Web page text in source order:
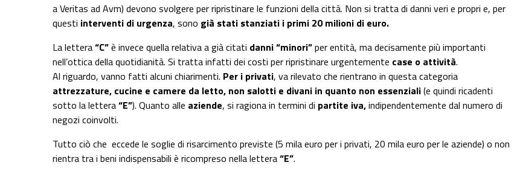
a Veritas ad Avm) devono svolgere per ripristinare le funzioni della città. Non si tratta di danni veri e propri e, per
questi interventi di urgenza, sono già stati stanziati i primi 20 milioni di euro.
La lettera“C”è invece quella relativa a già citati danni “minori”per entità, ma decisamente più importanti
nell’ottica della quotidianità. Si tratta infatti dei costi per ripristinare urgentemente case o attività.
Al riguardo, vanno fatti alcuni chiarimenti. Per i privati, va rilevato che rientrano in questa categoria
attrezzature, cucine e camere da letto, non salotti e divani in quanto non essenziali(e quindi ricadenti
sotto la lettera“E”). Quanto alle aziende, si ragiona in termini di partite iva,indipendentemente dal numero di
negozi coinvolti.
Tutto ciò che eccede le soglie di risarcimento previste (5 mila euro per i privati, 20 mila euro per le aziende) o non
rientra tra i beni indispensabili è ricompreso nella lettera“E”.